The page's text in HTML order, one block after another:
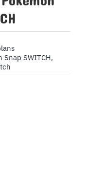
Snap SWITCH,